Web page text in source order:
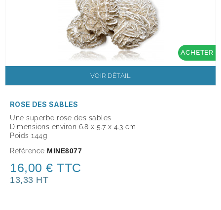
ACHETER
VOIR DÉTAIL
ROSE DES SABLES
Une superbe rose des sables
Dimensions environ 6.8 x 5.7 x 4.3 cm
Poids 144g
Référence MINE8077
16,00 € TTC
13,33 HT